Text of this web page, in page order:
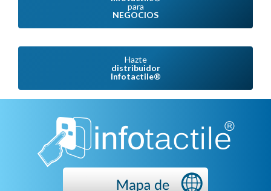
Móvil +34 677 300 132
26500 - Calahorra – La Rioja -
Móvil: +34 677 300 132
juan@infotactile.com
para
NEGOCIOS
Hazte
distribuidor
Infotactile®